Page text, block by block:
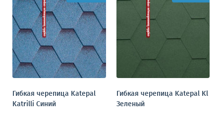
Гибкая черепица Katepal
Katrilli Синий
Гибкая черепица Katepal Kl
Зеленый